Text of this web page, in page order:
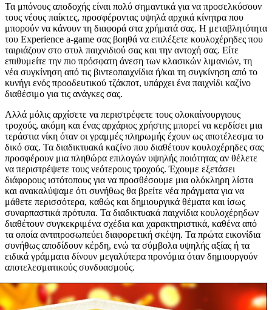
Τα μπόνους αποδοχής είναι πολύ σημαντικά για να προσελκύσουν
τους νέους παίκτες, προσφέροντας υψηλά αρχικά κίνητρα που
μπορούν να κάνουν τη διαφορά στα χρήματά σας. Η μεταβλητότητα
του Experience a-game σας βοηθά να επιλέξετε κουλοχέρηδες που
ταιριάζουν στο στυλ παιχνιδιού σας και την αντοχή σας. Είτε
επιθυμείτε την πιο πρόσφατη άνεση των κλασικών λιμανιών, τη
νέα συγκίνηση από τις βιντεοπαιχνίδια ή/και τη συγκίνηση από το
κυνήγι ενός προοδευτικού τζάκποτ, υπάρχει ένα παιχνίδι καζίνο
διαθέσιμο για τις ανάγκες σας.
Αλλά μόλις αρχίσετε να περιστρέφετε τους ολοκαίνουργιους
τροχούς, ακόμη και ένας αρχάριος χρήστης μπορεί να κερδίσει μια
τεράστια νίκη όταν οι γραμμές πληρωμής έχουν ως αποτέλεσμα το
δικό σας. Τα διαδικτυακά καζίνο που διαθέτουν κουλοχέρηδες σας
προσφέρουν μια πληθώρα επιλογών υψηλής ποιότητας αν θέλετε
να περιστρέψετε τους νεότερους τροχούς. Έχουμε εξετάσει
διάφορους ιστότοπους για να προσθέσουμε μια ολόκληρη λίστα
και ανακαλύψαμε ότι συνήθως θα βρείτε νέα πράγματα για να
μάθετε περισσότερα, καθώς και δημιουργικά θέματα και ίσως
συναρπαστικά πρότυπα. Τα διαδικτυακά παιχνίδια κουλοχέρηδων
διαθέτουν συγκεκριμένα σχέδια και χαρακτηριστικά, καθένα από
τα οποία αντιπροσωπεύει διαφορετική σκέψη. Τα πρώτα εικονίδια
συνήθως αποδίδουν κέρδη, ενώ τα σύμβολα υψηλής αξίας ή τα
ειδικά γράμματα δίνουν μεγαλύτερα προνόμια όταν δημιουργούν
αποτελεσματικούς συνδυασμούς.